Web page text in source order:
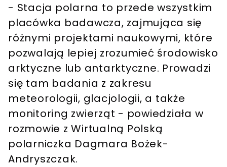
- Stacja polarna to przede wszystkim
placówka badawcza, zajmująca się
różnymi projektami naukowymi, które
pozwalają lepiej zrozumieć środowisko
arktyczne lub antarktyczne. Prowadzi
się tam badania z zakresu
meteorologii, glacjologii, a także
monitoring zwierząt - powiedziała w
rozmowie z Wirtualną Polską
polarniczka Dagmara Bożek-
Andryszczak.